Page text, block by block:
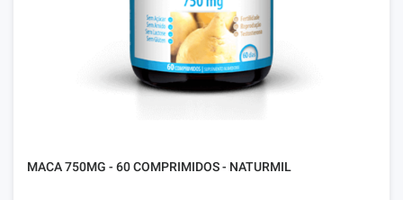
MACA 750MG - 60 COMPRIMIDOS - NATURMIL